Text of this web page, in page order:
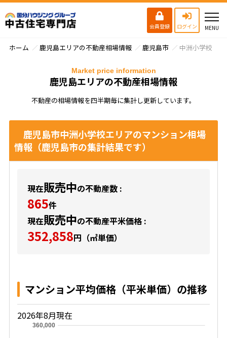
会員登録 ログイン
ホーム 鹿児島エリアの不動産相場情報 鹿児島市 中洲小学校
鹿児島エリアの不動産相場情報
Market price information
不動産の相場情報を四半期毎に集計し更新しています。
鹿児島市中洲小学校エリアのマンション相場
情報（鹿児島市の集計結果です）
現在販売中の不動産数 :
865件
現在販売中の不動産平米価格 :
352,858円（㎡単価）
マンション平均価格（平米単価）の推移
2026年8月現在
360,000